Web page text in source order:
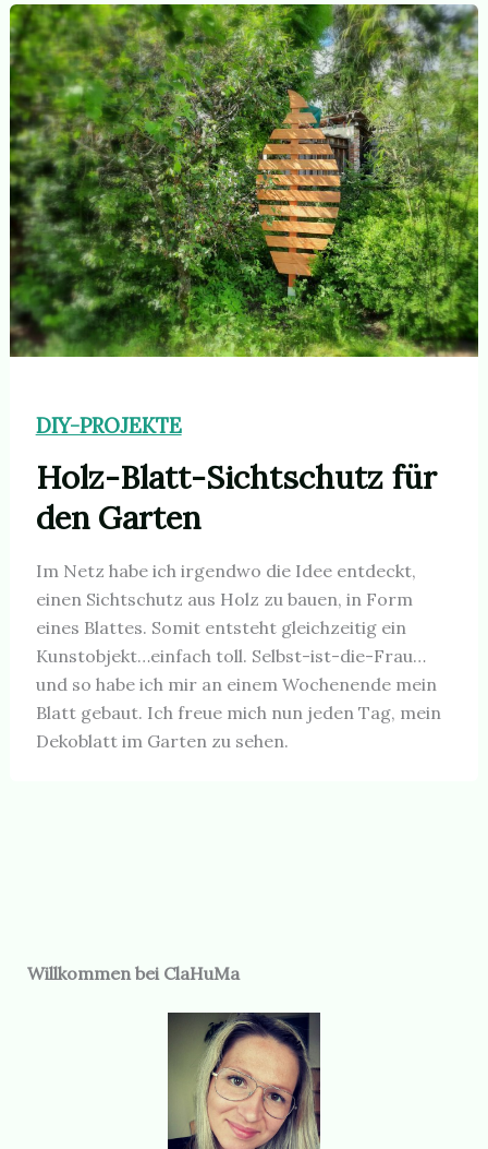
DIY-PROJEKTE
Holz-Blatt-Sichtschutz für
den Garten
Im Netz habe ich irgendwo die Idee entdeckt,
einen Sichtschutz aus Holz zu bauen, in Form
eines Blattes. Somit entsteht gleichzeitig ein
Kunstobjekt…einfach toll. Selbst-ist-die-Frau…
und so habe ich mir an einem Wochenende mein
Blatt gebaut. Ich freue mich nun jeden Tag, mein
Dekoblatt im Garten zu sehen.
Willkommen bei ClaHuMa